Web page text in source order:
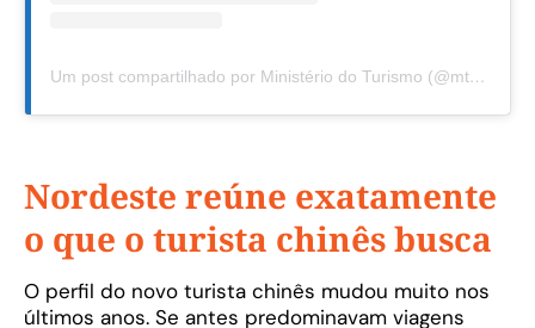
Um post compartilhado por Ministério do Turismo (@mturismo)
Nordeste reúne exatamente
o que o turista chinês busca
O perfil do novo turista chinês mudou muito nos
últimos anos. Se antes predominavam viagens